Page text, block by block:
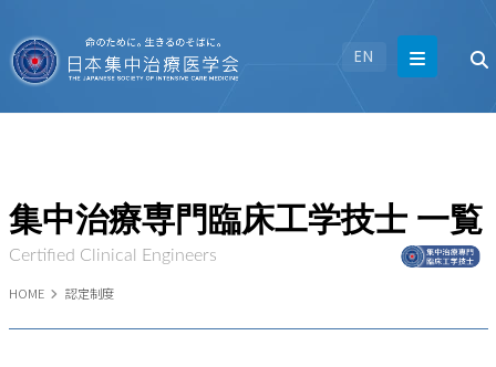
EN
HOME 認定制度
集中治療専門臨床工学技士 一覧
Certified Clinical Engineers